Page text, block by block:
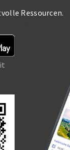
Ressourcen.